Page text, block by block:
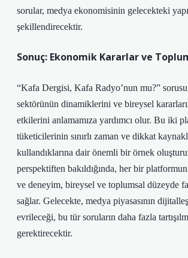
sorular, medya ekonomisinin gelecekteki
şekillendirecektir.
Sonuç: Ekonomik Kararlar ve
“Kafa Dergisi, Kafa Radyo’nun mu?”
sektörünün dinamiklerini ve bireysel
etkilerini anlamamıza yardımcı olur. Bu iki
tüketicilerinin sınırlı zaman ve dikkat
kullandıklarına dair önemli bir örnek
perspektiften bakıldığında, her bir
ve deneyim, bireysel ve toplumsal düzeyde
sağlar. Gelecekte, medya piyasasının
evrileceği, bu tür soruların daha fazla
gerektirecektir.